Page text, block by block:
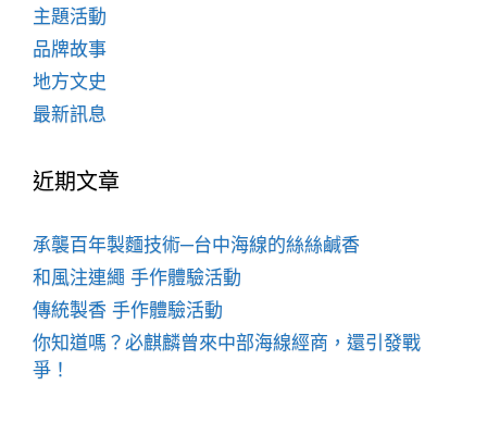
主題活動
品牌故事
地方文史
最新訊息
近期文章
承襲百年製麵技術─台中海線的絲絲鹹香
和風注連繩 手作體驗活動
傳統製香 手作體驗活動
你知道嗎？必麒麟曾來中部海線經商，還引發戰
爭！